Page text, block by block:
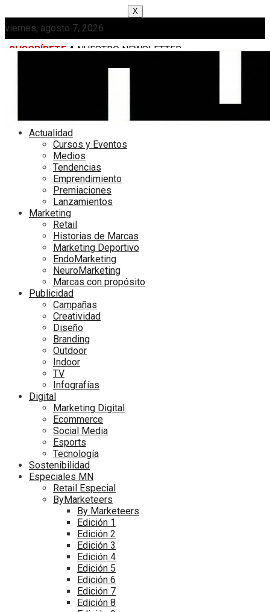
X
viernes, agosto 7, 2026
SUSCRÍBETE A NUESTRO NEWSLETTER
Actualidad
Cursos y Eventos
Medios
Tendencias
Emprendimiento
Premiaciones
Lanzamientos
Marketing
Retail
Historias de Marcas
Marketing Deportivo
EndoMarketing
NeuroMarketing
Marcas con propósito
Publicidad
Campañas
Creatividad
Diseño
Branding
Outdoor
Indoor
TV
Infografías
Digital
Marketing Digital
Ecommerce
Social Media
Esports
Tecnología
Sostenibilidad
Especiales MN
Retail Especial
ByMarketeers
By Marketeers
Edición 1
Edición 2
Edición 3
Edición 4
Edición 5
Edición 6
Edición 7
Edición 8